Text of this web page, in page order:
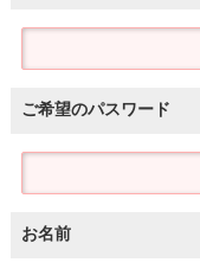
ご希望のパスワード
お名前